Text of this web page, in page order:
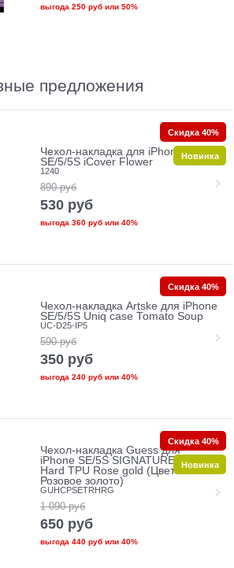
выгода 250 рубили 50%
предложения
Чехол-накладка для iPhone
SE/5/5S iCover Flower
1240
890 руб
530 руб
выгода 360 рубили 40%
Скидка 40%
Новинка
Чехол-накладка Artske для iPhone
SE/5/5S Uniq case Tomato Soup
UC-D25-IP5
590 руб
350 руб
выгода 240 рубили 40%
Скидка 40%
Чехол-накладка Guess для
iPhone SE/5S SIGNATURE HEART
Hard TPU Rose gold (Цвет:
Розовое золото)
GUHCPSETRHRG
1 090 руб
650 руб
выгода 440 рубили 40%
Скидка 40%
Новинка